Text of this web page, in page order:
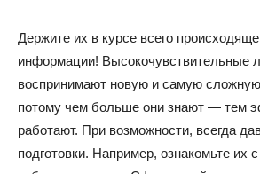
Держите их в курсе всего
информации! Высокочувствительные
воспринимают новую и самую
потому чем больше они знают — тем
работают. При возможности, всегда
подготовки. Например, ознакомьте их